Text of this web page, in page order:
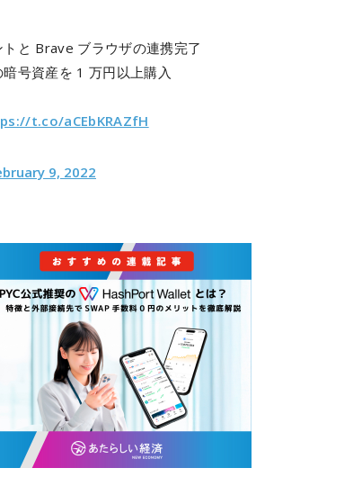
と Brave ブラウザの連携完了
号資産を 1 万円以上購入
t.co/aCEbKRAZfH
9, 2022